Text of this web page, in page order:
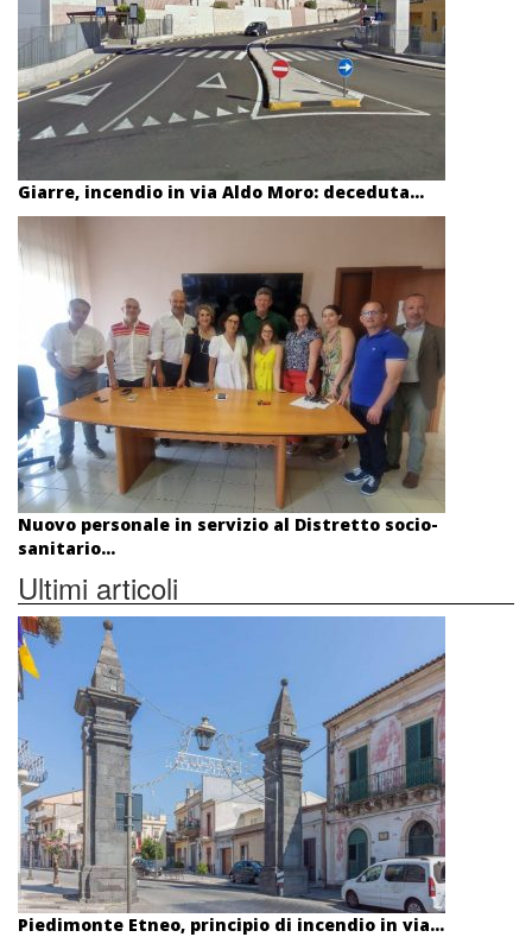
Giarre, incendio in via Aldo Moro: deceduta...
Nuovo personale in servizio al Distretto socio-
sanitario...
Ultimi articoli
Piedimonte Etneo, principio di incendio in via...